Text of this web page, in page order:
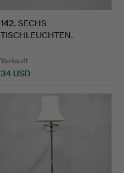
142. SECHS
TISCHLEUCHTEN.
Verkauft
34 USD